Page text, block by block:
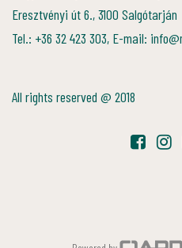
Eresztvényi út 6., 3100 Salgótarján
Tel.: +36 32 423 303, E-mail:
All rights reserved @ 2018